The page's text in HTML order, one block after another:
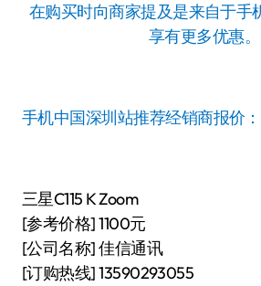
在购买时向商家提及是来自于手
享有更多优惠。
手机中国深圳站推荐经销商报价：
三星C115 K Zoom
[参考价格] 1100元
[公司名称] 佳信通讯
[订购热线] 13590293055